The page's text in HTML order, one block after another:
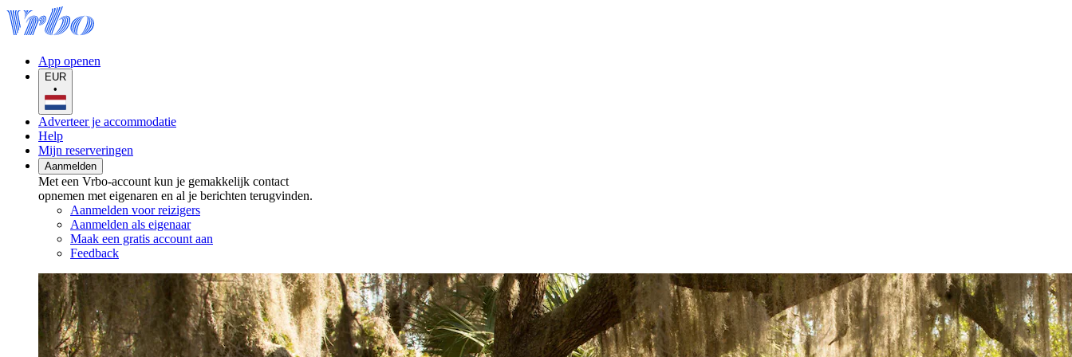
App openen
EUR
•
Adverteer je accommodatie
Help
Mijn reserveringen
Aanmelden
Met een Vrbo-account kun je gemakkelijk contact
opnemen met eigenaren en al je berichten terugvinden.
Aanmelden voor reizigers
Aanmelden als eigenaar
Maak een gratis account aan
Feedback